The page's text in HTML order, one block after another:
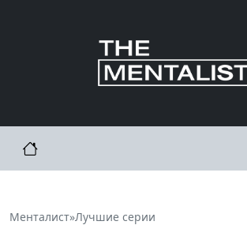
Менталист»Лучшие серии